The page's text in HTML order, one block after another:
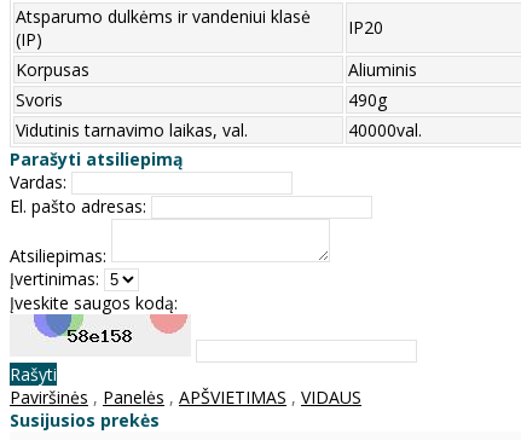
Atsparumo dulkėms ir vandeniui klasė
(IP)
IP20
Korpusas
Aliuminis
Svoris
490g
Vidutinis tarnavimo laikas, val.
40000val.
Parašyti atsiliepimą
Vardas:
El. pašto adresas:
Atsiliepimas:
Įvertinimas:
Įveskite saugos kodą:
Rašyti
Paviršinės , Panelės , APŠVIETIMAS , VIDAUS
Susijusios prekės